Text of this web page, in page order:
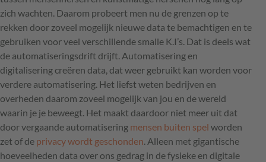
zich wachten. Daarom probeert men nu de grenzen op te
rekken door zoveel mogelijk nieuwe data te bemachtigen en te
gebruiken voor veel verschillende smalle K.I’s. Dat is deels wat
de automatiseringsdrift drijft. Automatisering en
digitalisering creëren data, dat weer gebruikt kan worden voor
verdere automatisering. Het liefst weten bedrijven en
overheden daarom zoveel mogelijk van jou en de wereld
waarin je je beweegt. Het maakt daardoor niet meer uit dat
door vergaande automatisering mensen buiten spel worden
zet of de privacy wordt geschonden. Alleen met gigantische
hoeveelheden data over ons gedrag in de fysieke en digitale